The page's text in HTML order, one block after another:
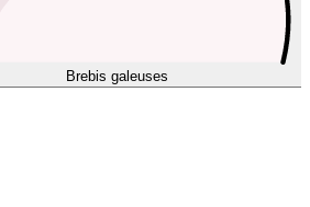
Brebis galeuses